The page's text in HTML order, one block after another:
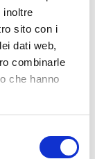
inoltre
sito con i
dati web,
combinarle
che hanno